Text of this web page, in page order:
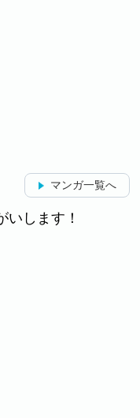
マンガ一覧へ
いします！